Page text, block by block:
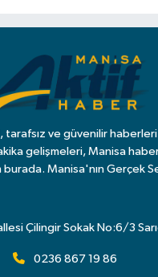
tarafsız ve güvenilir
gelişmeleri, Manisa
burada. Manisa'nın Gerçek
Çilingir Sokak No:6/3
0236 867 19 86